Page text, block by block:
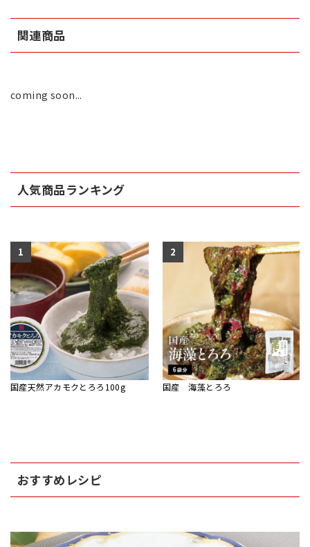
関連商品
coming soon...
人気商品ランキング
1
国産天然アカモクとろろ100g
2
国産 海藻とろろ
おすすめレシピ